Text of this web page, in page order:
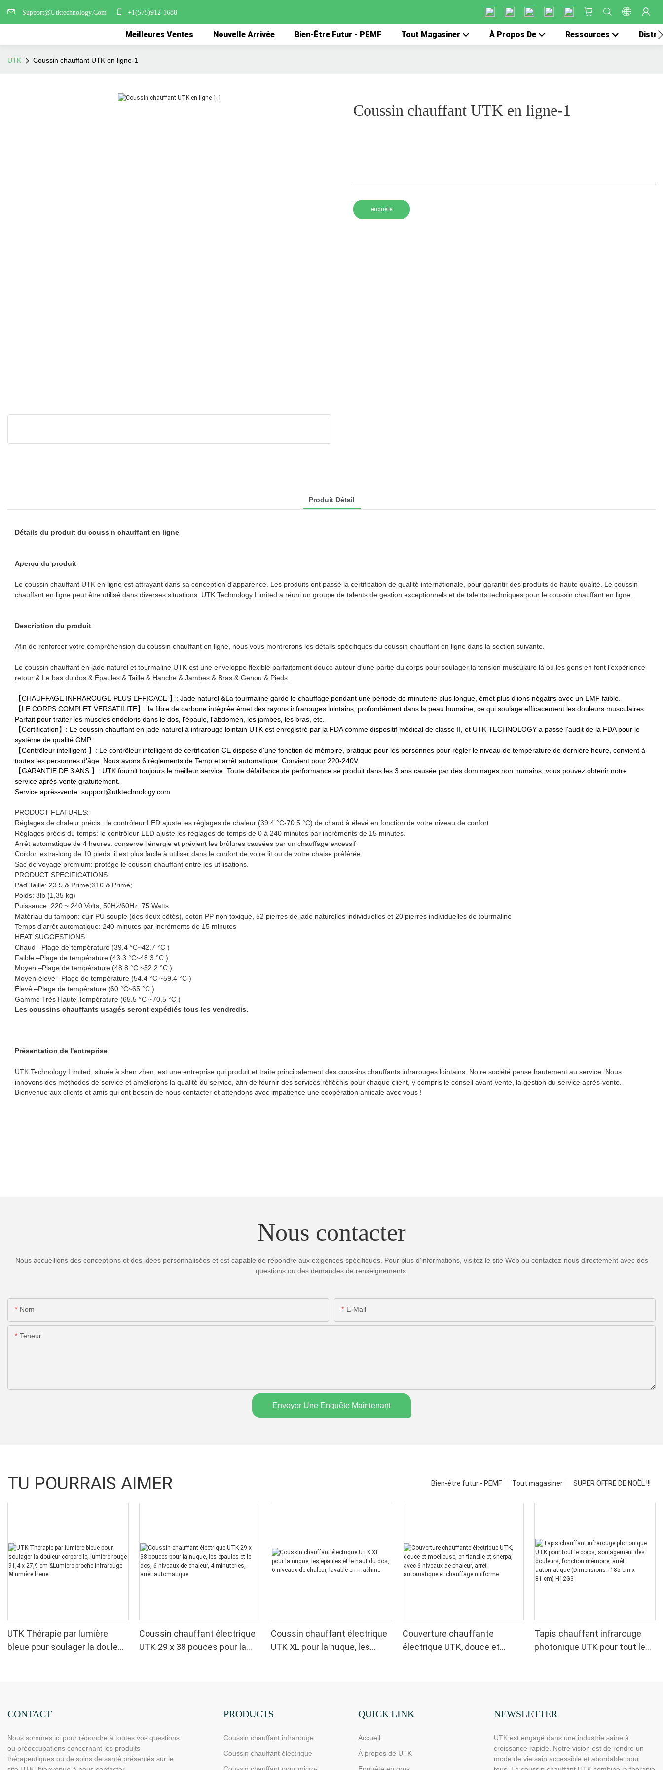
Support@Utktechnology.Com +1(575)912-1688
Meilleures Ventes Nouvelle Arrivée Bien-Être Futur - PEMF Tout Magasiner À Propos De Ressources
UTK Coussin chauffant UTK en ligne-1
Coussin chauffant UTK en ligne-1
enquête
Produit Détail
Détails du produit du coussin chauffant en ligne
Aperçu du produit
Le coussin chauffant UTK en ligne est attrayant dans sa conception d'apparence. Les produits ont passé la certification de qualité internationale, pour garantir des produits de haute qualité. Le coussin
chauffant en ligne peut être utilisé dans diverses situations. UTK Technology Limited a réuni un groupe de talents de gestion exceptionnels et de talents techniques pour le coussin chauffant en ligne.
Description du produit
Afin de renforcer votre compréhension du coussin chauffant en ligne, nous vous montrerons les détails spécifiques du coussin chauffant en ligne dans la section suivante.
Le coussin chauffant en jade naturel et tourmaline UTK est une enveloppe flexible parfaitement douce autour d'une partie du corps pour soulager la tension musculaire là où les gens en font l'expérience-
retour & Le bas du dos & Épaules & Taille & Hanche & Jambes & Bras & Genou & Pieds.
【CHAUFFAGE INFRAROUGE PLUS EFFICACE 】: Jade naturel &La tourmaline garde le chauffage pendant une période de minuterie plus longue, émet plus d'ions négatifs avec un EMF faible.
【LE CORPS COMPLET VERSATILITE】: la fibre de carbone intégrée émet des rayons infrarouges lointains, profondément dans la peau humaine, ce qui soulage efficacement les douleurs musculaires.
Parfait pour traiter les muscles endoloris dans le dos, l'épaule, l'abdomen, les jambes, les bras, etc.
【Certification】: Le coussin chauffant en jade naturel à infrarouge lointain UTK est enregistré par la FDA comme dispositif médical de classe II, et UTK TECHNOLOGY a passé l'audit de la FDA pour le
système de qualité GMP
【Contrôleur intelligent 】: Le contrôleur intelligent de certification CE dispose d'une fonction de mémoire, pratique pour les personnes pour régler le niveau de température de dernière heure, convient à
toutes les personnes d'âge. Nous avons 6 réglements de Temp et arrêt automatique. Convient pour 220-240V
【GARANTIE DE 3 ANS 】: UTK fournit toujours le meilleur service. Toute défaillance de performance se produit dans les 3 ans causée par des dommages non humains, vous pouvez obtenir notre
service après-vente gratuitement.
Service après-vente: support@utktechnology.com
PRODUCT FEATURES:
Réglages de chaleur précis : le contrôleur LED ajuste les réglages de chaleur (39.4 °C-70.5 °C) de chaud à élevé en fonction de votre niveau de confort
Réglages précis du temps: le contrôleur LED ajuste les réglages de temps de 0 à 240 minutes par incréments de 15 minutes.
Arrêt automatique de 4 heures: conserve l'énergie et prévient les brûlures causées par un chauffage excessif
Cordon extra-long de 10 pieds: il est plus facile à utiliser dans le confort de votre lit ou de votre chaise préférée
Sac de voyage premium: protège le coussin chauffant entre les utilisations.
PRODUCT SPECIFICATIONS:
Pad Taille: 23,5 & Prime;X16 & Prime;
Poids: 3lb (1,35 kg)
Puissance: 220 ~ 240 Volts, 50Hz/60Hz, 75 Watts
Matériau du tampon: cuir PU souple (des deux côtés), coton PP non toxique, 52 pierres de jade naturelles individuelles et 20 pierres individuelles de tourmaline
Temps d'arrêt automatique: 240 minutes par incréments de 15 minutes
HEAT SUGGESTIONS:
Chaud –Plage de température (39.4 °C~42.7 °C )
Faible –Plage de température (43.3 °C~48.3 °C )
Moyen –Plage de température (48.8 °C ~52.2 °C )
Moyen-élevé –Plage de température (54.4 °C ~59.4 °C )
Élevé –Plage de température (60 °C~65 °C )
Gamme Très Haute Température (65.5 °C ~70.5 °C )
Les coussins chauffants usagés seront expédiés tous les vendredis.
Présentation de l'entreprise
UTK Technology Limited, située à shen zhen, est une entreprise qui produit et traite principalement des coussins chauffants infrarouges lointains. Notre société pense hautement au service. Nous
innovons des méthodes de service et améliorons la qualité du service, afin de fournir des services réfléchis pour chaque client, y compris le conseil avant-vente, la gestion du service après-vente.
Bienvenue aux clients et amis qui ont besoin de nous contacter et attendons avec impatience une coopération amicale avec vous !
Nous contacter
Nous accueillons des conceptions et des idées personnalisées et est capable de répondre aux exigences spécifiques. Pour plus d'informations, visitez le site Web ou contactez-nous directement avec des
questions ou des demandes de renseignements.
Nom E-Mail
Teneur
Envoyer Une Enquête Maintenant
TU POURRAIS AIMER SUPER OFFRE DE NOËL !!!
Tout magasiner
Bien-être futur - PEMF
UTK Thérapie par lumière
bleue pour soulager la douleur
Coussin chauffant électrique
UTK 29 x 38 pouces pour la
Coussin chauffant électrique
UTK XL pour la nuque, les
Couverture chauffante
électrique UTK, douce et
Tapis chauffant infrarouge
photonique UTK pour tout le
81 cm) H12G3
CONTACT
Nous sommes ici pour répondre à toutes vos questions
ou préoccupations concernant les produits
thérapeutiques ou de soins de santé présentés sur le
PRODUCTS
Coussin chauffant infrarouge
Coussin chauffant électrique
QUICK LINK
Accueil
À propos de UTK
NEWSLETTER
UTK est engagé dans une industrie saine à
croissance rapide. Notre vision est de rendre un
mode de vie sain accessible et abordable pour